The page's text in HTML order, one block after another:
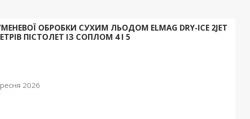
ОБРОБКИ СУХИМ ЛЬОДОМ ELMAG DRY-ICE 2JET
ПІСТОЛЕТ ІЗ СОПЛОМ 4 І 5
2026